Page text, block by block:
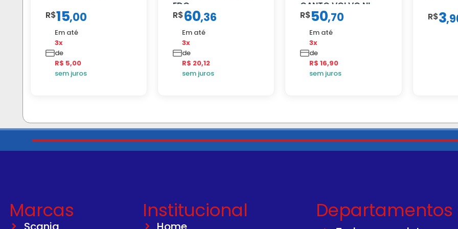
R$15,00
Em até
3x
de
R$ 5,00
sem juros
EDC
R$60,36
Em até
3x
de
R$ 20,12
sem juros
CANTO VOLVO NL
80/88…
R$50,70
Em até
3x
de
R$ 16,90
sem juros
R$3,
Marcas Institucional Departamentos